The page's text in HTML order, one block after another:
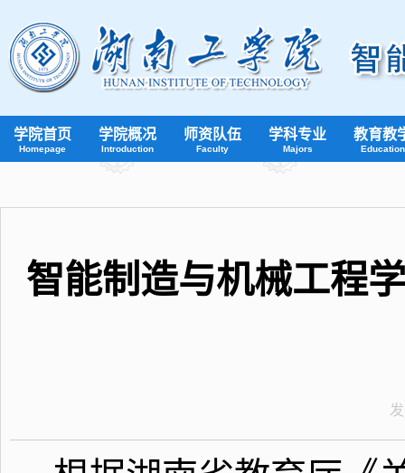
学院首页
Homepage
学院概况
Introduction
师资队伍
Faculty
学科专业
Majors
教育教
Education
智能制造与机械工程